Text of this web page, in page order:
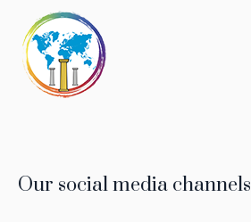
Our social media channels